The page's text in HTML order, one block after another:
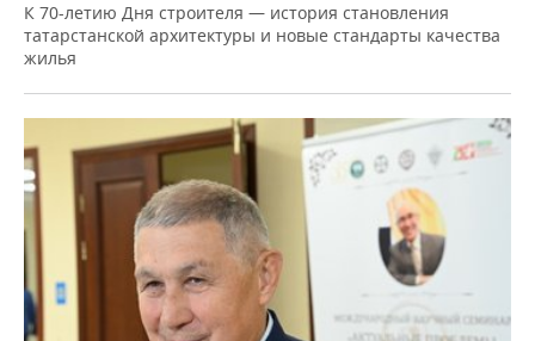
К 70-летию Дня строителя — история становления
татарстанской архитектуры и новые стандарты качества
жилья